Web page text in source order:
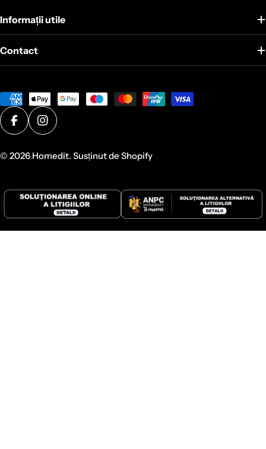
Informații utile
Contact
Metode
de
platăFacebookInstagram
© 2026 Homedit. Susținut de Shopify